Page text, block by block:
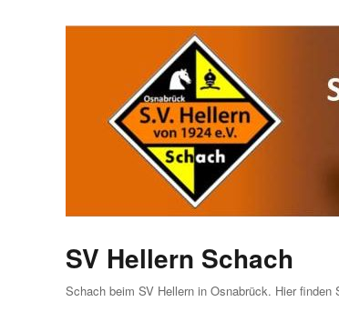
SV Hellern Schach
Schach beim SV Hellern in Osnabrück. Hier